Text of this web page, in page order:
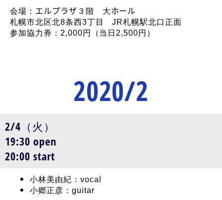
会場：エルプラザ３階 大ホール
札幌市北区北8条西3丁目 JR札幌駅北口正面
参加協力券：2,000円（当日2,500円）
2020/2
2/4（火）
19:30 open
20:00 start
小林美由紀：vocal
小郷正彦：guitar